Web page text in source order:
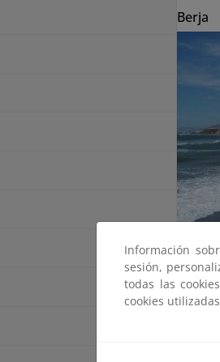
Berja
Información
sesión,
todas las
cookies